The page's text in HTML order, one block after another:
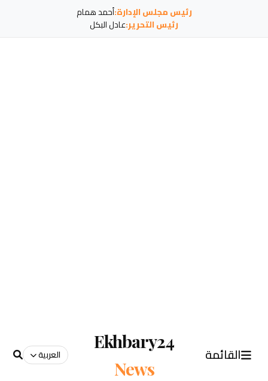
رئيس مجلس الإدارة:أحمد همام
رئيس التحرير:عادل البكل
القائمة
Ekhbary24
News
العربية